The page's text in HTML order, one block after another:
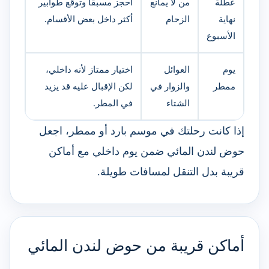
عطلة
نهاية
الأسبوع
من لا يمانع
الزحام
احجز مسبقًا وتوقع طوابير
أكثر داخل بعض الأقسام.
يوم
ممطر
العوائل
والزوار في
الشتاء
اختيار ممتاز لأنه داخلي،
لكن الإقبال عليه قد يزيد
في المطر.
إذا كانت رحلتك في موسم بارد أو ممطر، اجعل
حوض لندن المائي ضمن يوم داخلي مع أماكن
قريبة بدل التنقل لمسافات طويلة.
أماكن قريبة من حوض لندن المائي